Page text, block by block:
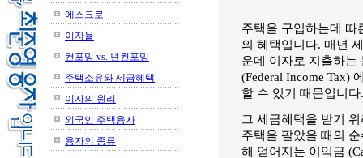
에스크로
이자율
컨포밍 vs. 넌컨포밍
주택소유와 세금혜택
이자의 원리
외국인 주택융자
융자의 종류
주택을 구입하는데 따
의 혜택입니다. 매년
운데 이자로 지출하
(Federal Income Tax)
할 수 있기 때문입니다.
그 세금혜택을 받기
주택을 팔았을 때의
해 얻어지는 이익금